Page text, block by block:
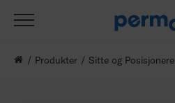
Produkter Sitte og Posisjonere